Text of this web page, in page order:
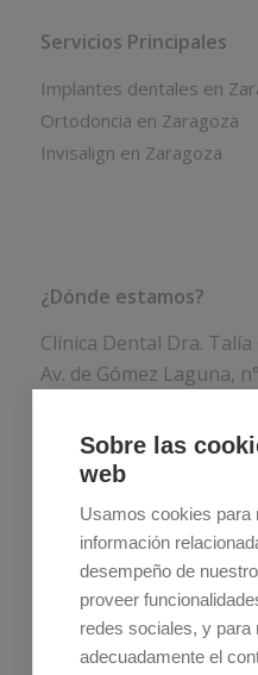
Sobre las
web
Usamos cookies para
información
desempeño de
proveer
redes sociales, y
adecuadamente el
Servicios Principales
Implantes dentales en
Ortodoncia en Zaragoza
Invisalign en Zaragoza
¿Dónde estamos?
Clínica Dental Dra. Talía
Av. de Gómez Laguna,
Teléfono:976 75 77 44
Estos son nuestros